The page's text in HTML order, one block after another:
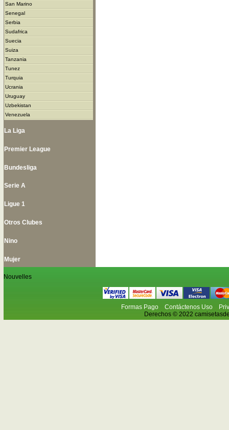
San Marino
Senegal
Serbia
Sudafrica
Suecia
Suiza
Tanzania
Tunez
Turquia
Ucrania
Uruguay
Uzbekistan
Venezuela
La Liga
Premier League
Bundesliga
Serie A
Ligue 1
Otros Clubes
Nino
Mujer
Nouvelles
Formas Pago Contáctenos Uso
Derechos © 2022